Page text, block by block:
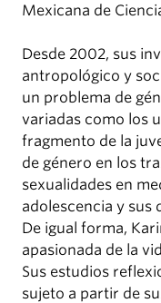
Mexicana de
Desde 2002, sus
antropológico y
un problema de
variadas como los
fragmento de la
de género en los
sexualidades en
adolescencia y sus
De igual forma,
apasionada de la
Sus estudios
sujeto a partir de